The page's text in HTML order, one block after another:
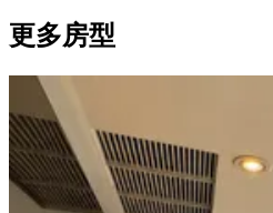
更多房型